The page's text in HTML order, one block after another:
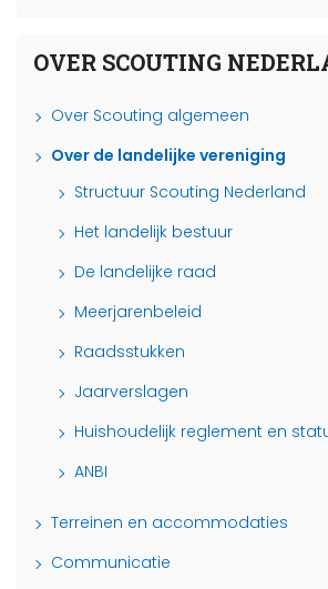
OVER SCOUTING
Over Scouting algemeen
Over de landelijke vereniging
Structuur Scouting Nederland
Het landelijk bestuur
De landelijke raad
Meerjarenbeleid
Raadsstukken
Jaarverslagen
Huishoudelijk reglement en
ANBI
Terreinen en accommodaties
Communicatie